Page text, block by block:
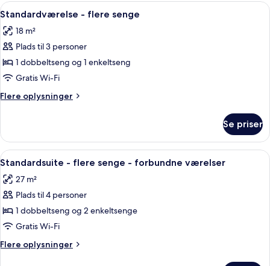
dobbeltseng
Indlæs
alle
billeder
af
Standardværelse
-
flere
senge
Et hotelværelse med to senge,
4
Standardværelse - flere senge
18 m²
Plads til 3 personer
1 dobbeltseng og 1 enkeltseng
Gratis Wi-Fi
Flere oplysninger
Flere
-
flere
senge
Se priser
Indlæs
alle
billeder
af
Standardsuite
-
flere
senge
Et hotelværelse med to senge,
6
Standardsuite - flere senge - forbundne værelser
27 m²
Plads til 4 personer
1 dobbeltseng og 2 enkeltsenge
Gratis Wi-Fi
Flere oplysninger
Flere